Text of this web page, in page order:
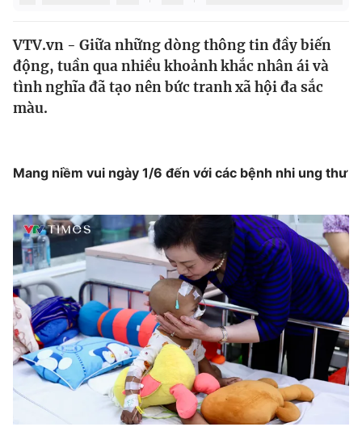
Thế giới
Tin tức
Thế giới đó đây
Kinh tế
Truyền hình
Phim VTV
Hậu trường
Nhân vật
Khán giả
Giải sao mai
Giải trí
Điện ảnh
Âm nhạc
Sao
Đời sống
Du lịch
Làm đẹp
Chất lượng cuộc sống
Giáo dục
Tuyển sinh
Học trực tuyến
Công nghệ
Hitech Công nghệ tương lai
Giao lưu trực tuyến
VTV.vn - Giữa những dòng thông tin đầy biến
động, tuần qua nhiều khoảnh khắc nhân ái và
tình nghĩa đã tạo nên bức tranh xã hội đa sắc
màu.
Mang niềm vui ngày 1/6 đến với các bệnh nhi ung thư